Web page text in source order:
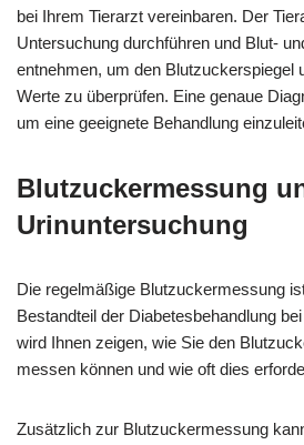
bei Ihrem Tierarzt vereinbaren. Der
Untersuchung durchführen und Blut-
entnehmen, um den Blutzuckerspiegel
Werte zu überprüfen. Eine genaue
um eine geeignete Behandlung
Blutzuckermessung
Urinuntersuchung
Die regelmäßige Blutzuckermessung
Bestandteil der Diabetesbehandlung
wird Ihnen zeigen, wie Sie den
messen können und wie oft dies
Zusätzlich zur Blutzuckermessung